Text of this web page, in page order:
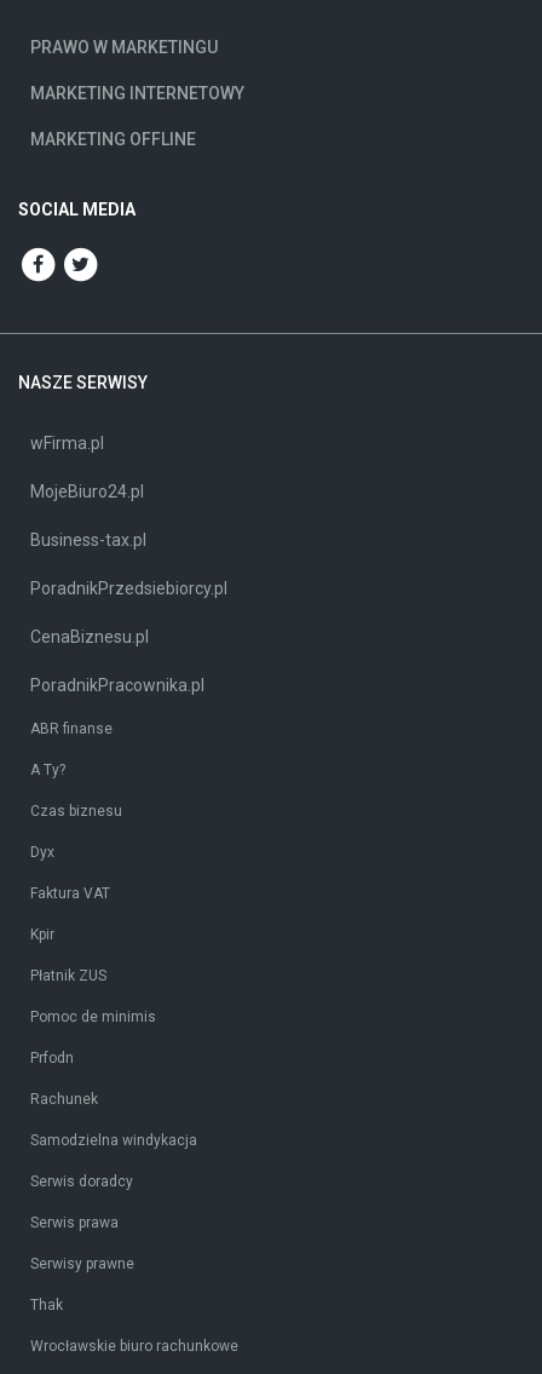
PRAWO W MARKETINGU
MARKETING INTERNETOWY
MARKETING OFFLINE
SOCIAL MEDIA
NASZE SERWISY
wFirma.pl
MojeBiuro24.pl
Business-tax.pl
PoradnikPrzedsiebiorcy.pl
CenaBiznesu.pl
PoradnikPracownika.pl
ABR finanse
A Ty?
Czas biznesu
Dyx
Faktura VAT
Kpir
Płatnik ZUS
Pomoc de minimis
Prfodn
Rachunek
Samodzielna windykacja
Serwis doradcy
Serwis prawa
Serwisy prawne
Thak
Wrocławskie biuro rachunkowe